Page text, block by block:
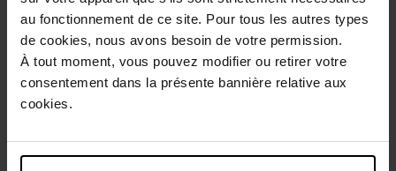
au fonctionnement de ce site. Pour tous les autres types
de cookies, nous avons besoin de votre permission.
À tout moment, vous pouvez modifier ou retirer votre
consentement dans la présente bannière relative aux
cookies.
Description
Caractéristiques